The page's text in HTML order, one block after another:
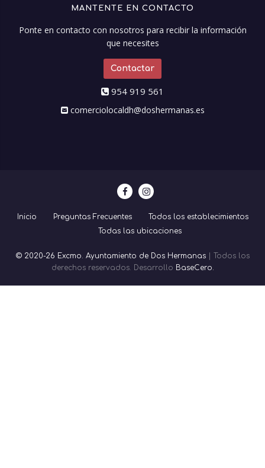
MANTENTE EN CONTACTO
Ponte en contacto con nosotros para recibir la información
que necesites
Contactar
954 919 561
comerciolocaldh@doshermanas.es
Inicio Preguntas Frecuentes
Todos los establecimientos
Todas las ubicaciones
© 2020-26 Excmo. Ayuntamiento de Dos Hermanas| Todos los
derechos reservados. Desarrollo BaseCero.